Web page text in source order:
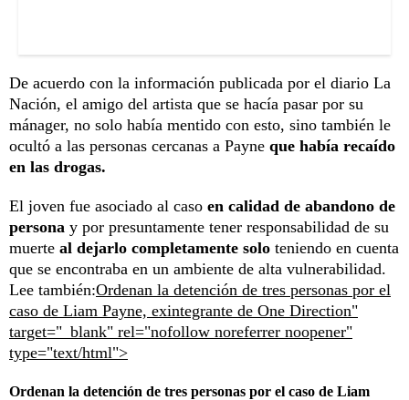
De acuerdo con la información publicada por el diario La
Nación, el amigo del artista que se hacía pasar por su
mánager, no solo había mentido con esto, sino también le
ocultó a las personas cercanas a Payne que había recaído
en las drogas.
El joven fue asociado al caso en calidad de abandono de
persona y por presuntamente tener responsabilidad de su
muerte al dejarlo completamente solo teniendo en cuenta
que se encontraba en un ambiente de alta vulnerabilidad.
Lee también:Ordenan la detención de tres personas por el
caso de Liam Payne, exintegrante de One Direction"
target="_blank" rel="nofollow noreferrer noopener"
type="text/html">
Ordenan la detención de tres personas por el caso de Liam